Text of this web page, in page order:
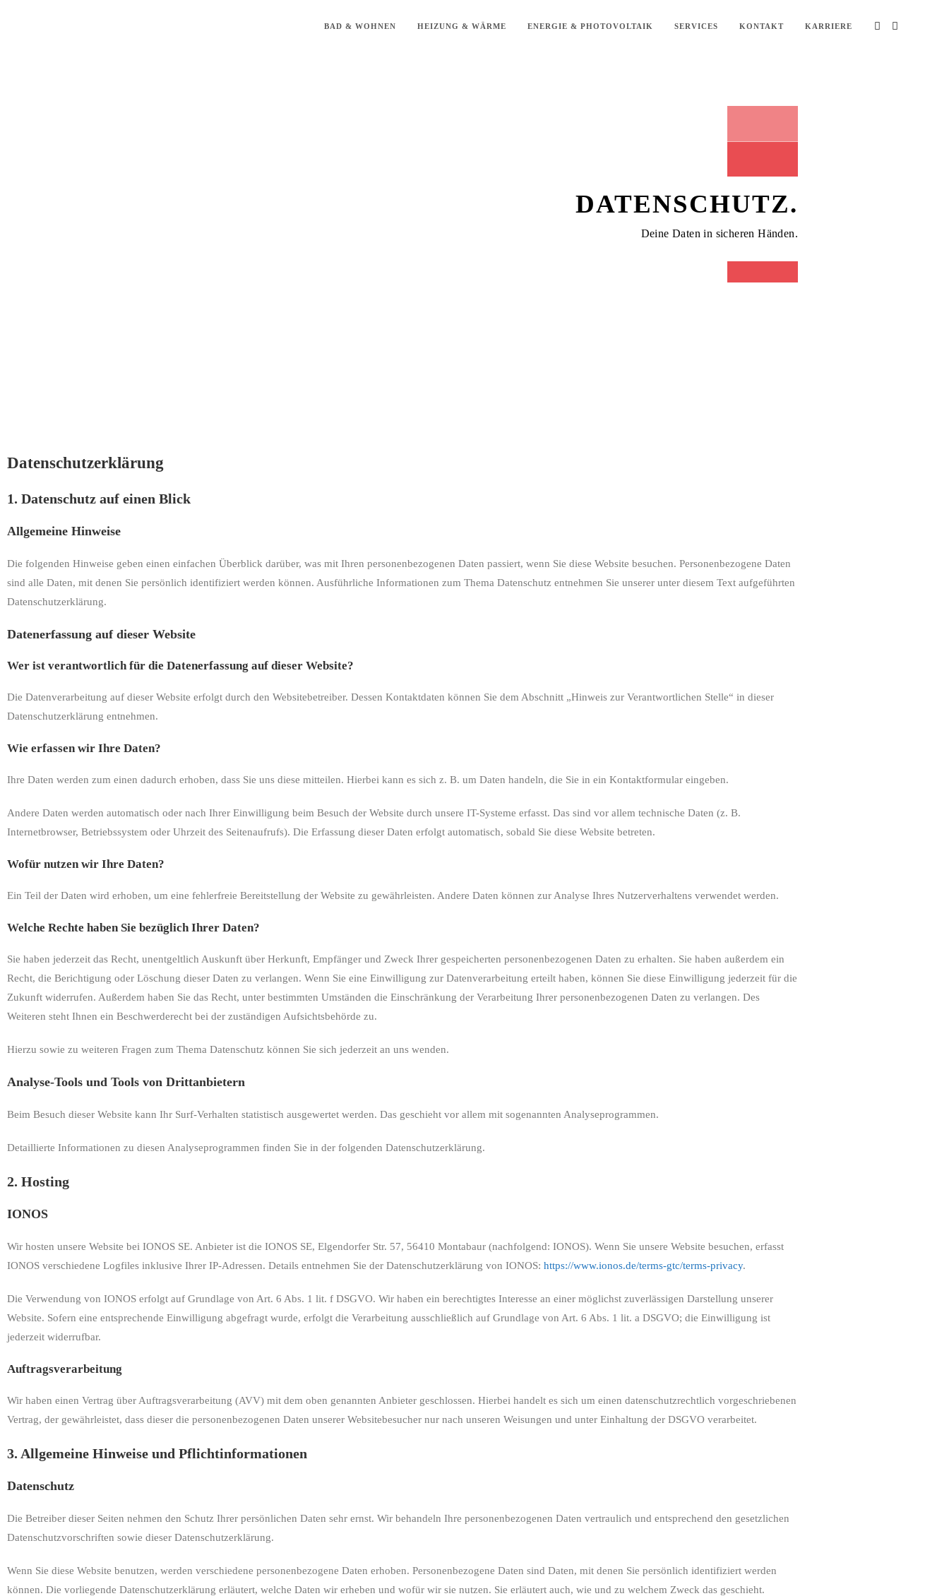
BAD & WOHNEN HEIZUNG & WÄRME ENERGIE & PHOTOVOLTAIK SERVICES KONTAKT KARRIERE
DATENSCHUTZ.
Deine Daten in sicheren Händen.
Datenschutz­erklärung
1. Datenschutz auf einen Blick
Allgemeine Hinweise
Die folgenden Hinweise geben einen einfachen Überblick darüber, was mit Ihren personenbezogenen Daten passiert, wenn Sie diese Website besuchen. Personenbezogene Daten
sind alle Daten, mit denen Sie persönlich identifiziert werden können. Ausführliche Informationen zum Thema Datenschutz entnehmen Sie unserer unter diesem Text aufgeführten
Datenschutzerklärung.
Datenerfassung auf dieser Website
Wer ist verantwortlich für die Datenerfassung auf dieser Website?
Die Datenverarbeitung auf dieser Website erfolgt durch den Websitebetreiber. Dessen Kontaktdaten können Sie dem Abschnitt „Hinweis zur Verantwortlichen Stelle“ in dieser
Datenschutzerklärung entnehmen.
Wie erfassen wir Ihre Daten?
Ihre Daten werden zum einen dadurch erhoben, dass Sie uns diese mitteilen. Hierbei kann es sich z. B. um Daten handeln, die Sie in ein Kontaktformular eingeben.
Andere Daten werden automatisch oder nach Ihrer Einwilligung beim Besuch der Website durch unsere IT-Systeme erfasst. Das sind vor allem technische Daten (z. B.
Internetbrowser, Betriebssystem oder Uhrzeit des Seitenaufrufs). Die Erfassung dieser Daten erfolgt automatisch, sobald Sie diese Website betreten.
Wofür nutzen wir Ihre Daten?
Ein Teil der Daten wird erhoben, um eine fehlerfreie Bereitstellung der Website zu gewährleisten. Andere Daten können zur Analyse Ihres Nutzerverhaltens verwendet werden.
Welche Rechte haben Sie bezüglich Ihrer Daten?
Sie haben jederzeit das Recht, unentgeltlich Auskunft über Herkunft, Empfänger und Zweck Ihrer gespeicherten personenbezogenen Daten zu erhalten. Sie haben außerdem ein
Recht, die Berichtigung oder Löschung dieser Daten zu verlangen. Wenn Sie eine Einwilligung zur Datenverarbeitung erteilt haben, können Sie diese Einwilligung jederzeit für die
Zukunft widerrufen. Außerdem haben Sie das Recht, unter bestimmten Umständen die Einschränkung der Verarbeitung Ihrer personenbezogenen Daten zu verlangen. Des
Weiteren steht Ihnen ein Beschwerderecht bei der zuständigen Aufsichtsbehörde zu.
Hierzu sowie zu weiteren Fragen zum Thema Datenschutz können Sie sich jederzeit an uns wenden.
Analyse-Tools und Tools von Dritt­anbietern
Beim Besuch dieser Website kann Ihr Surf-Verhalten statistisch ausgewertet werden. Das geschieht vor allem mit sogenannten Analyseprogrammen.
Detaillierte Informationen zu diesen Analyseprogrammen finden Sie in der folgenden Datenschutzerklärung.
2. Hosting
IONOS
Wir hosten unsere Website bei IONOS SE. Anbieter ist die IONOS SE, Elgendorfer Str. 57, 56410 Montabaur (nachfolgend: IONOS). Wenn Sie unsere Website besuchen, erfasst
IONOS verschiedene Logfiles inklusive Ihrer IP-Adressen. Details entnehmen Sie der Datenschutzerklärung von IONOS: https://www.ionos.de/terms-gtc/terms-privacy.
Die Verwendung von IONOS erfolgt auf Grundlage von Art. 6 Abs. 1 lit. f DSGVO. Wir haben ein berechtigtes Interesse an einer möglichst zuverlässigen Darstellung unserer
Website. Sofern eine entsprechende Einwilligung abgefragt wurde, erfolgt die Verarbeitung ausschließlich auf Grundlage von Art. 6 Abs. 1 lit. a DSGVO; die Einwilligung ist
jederzeit widerrufbar.
Auftragsverarbeitung
Wir haben einen Vertrag über Auftragsverarbeitung (AVV) mit dem oben genannten Anbieter geschlossen. Hierbei handelt es sich um einen datenschutzrechtlich vorgeschriebenen
Vertrag, der gewährleistet, dass dieser die personenbezogenen Daten unserer Websitebesucher nur nach unseren Weisungen und unter Einhaltung der DSGVO verarbeitet.
3. Allgemeine Hinweise und Pflicht­informationen
Datenschutz
Die Betreiber dieser Seiten nehmen den Schutz Ihrer persönlichen Daten sehr ernst. Wir behandeln Ihre personenbezogenen Daten vertraulich und entsprechend den gesetzlichen
Datenschutzvorschriften sowie dieser Datenschutzerklärung.
Wenn Sie diese Website benutzen, werden verschiedene personenbezogene Daten erhoben. Personenbezogene Daten sind Daten, mit denen Sie persönlich identifiziert werden
können. Die vorliegende Datenschutzerklärung erläutert, welche Daten wir erheben und wofür wir sie nutzen. Sie erläutert auch, wie und zu welchem Zweck das geschieht.